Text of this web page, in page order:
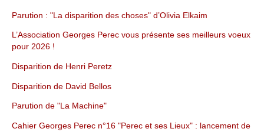
Parution : "La disparition des choses" d’Olivia Elkaim
L’Association Georges Perec vous présente ses meilleurs voeux
pour 2026 !
Disparition de Henri Peretz
Disparition de David Bellos
Parution de "La Machine"
Cahier Georges Perec n°16 "Perec et ses Lieux" : lancement de